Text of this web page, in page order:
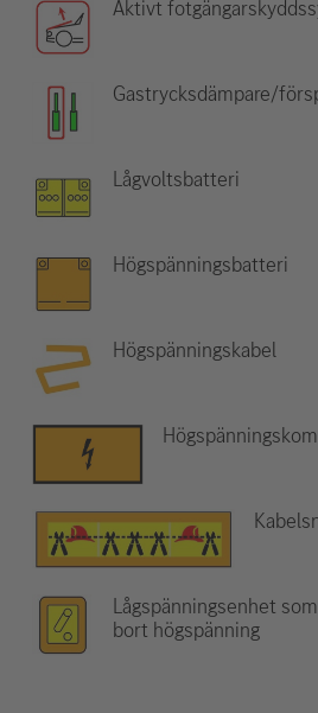
Aktivt
Gastrycksdämpare/
Lågvoltsbatteri
Högspänningsbatteri
Högspänningskabel
Lågspänningsenhet
bort högspänning